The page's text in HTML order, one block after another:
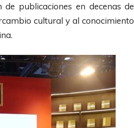
publicaciones en decenas de
cultural y al conocimiento